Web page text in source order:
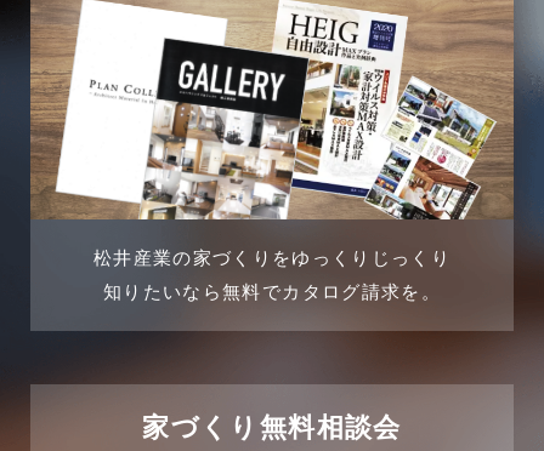
商品情報
土地に関するよくある質問
土地活用事例
売買物件
太陽光発電活用事例
2024年7月
2024年6月
2024年5月
2024年4月
2024年2月
松井産業の家づくりをゆっくりじっくり
知りたいなら無料でカタログ請求を。
家づくり無料相談会